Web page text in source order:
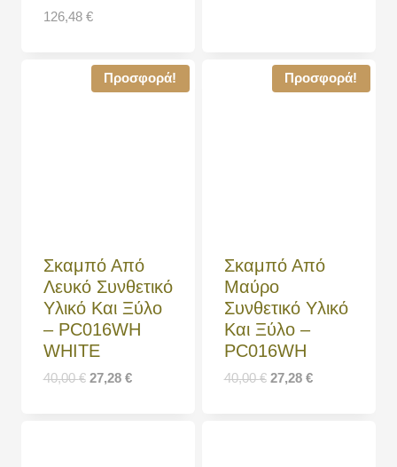
126,48 €
Προσφορά!
Σκαμπό Από
Λευκό Συνθετικό
Υλικό Και Ξύλο
– PC016WH
WHITE
40,00€ 27,28 €
Προσφορά!
Σκαμπό Από
Μαύρο
Συνθετικό Υλικό
Και Ξύλο –
PC016WH
40,00€ 27,28 €